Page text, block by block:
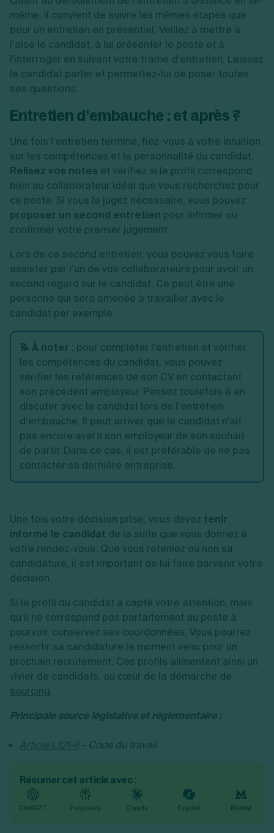
même, il convient de suivre les mêmes étapes que
pour un entretien en présentiel. Veillez à mettre à
l’aise le candidat, à lui présenter le poste et à
l'interroger en suivant votre trame d’entretien. Laissez
le candidat parler et permettez-lui de poser toutes
ses questions.
Entretien d’embauche : et après ?
Une fois l’entretien terminé, fiez-vous à votre intuition
sur les compétences et la personnalité du candidat.
Relisez vos notes et vérifiez si le profil correspond
bien au collaborateur idéal que vous recherchez pour
ce poste. Si vous le jugez nécessaire, vous pouvez
proposer un second entretien pour infirmer ou
confirmer votre premier jugement.
Lors de ce second entretien, vous pouvez vous faire
assister par l’un de vos collaborateurs pour avoir un
second regard sur le candidat. Ce peut être une
personne qui sera amenée à travailler avec le
candidat par exemple.
📝 À noter : pour compléter l’entretien et vérifier
les compétences du candidat, vous pouvez
vérifier les références de son CV en contactant
son précédent employeur. Pensez toutefois à en
discuter avec le candidat lors de l’entretien
d’embauche. Il peut arriver que le candidat n'ait
pas encore averti son employeur de son souhait
de partir. Dans ce cas, il est préférable de ne pas
contacter sa dernière entreprise.
Une fois votre décision prise, vous devez tenir
informé le candidat de la suite que vous donnez à
votre rendez-vous. Que vous reteniez ou non sa
candidature, il est important de lui faire parvenir votre
décision.
Si le profil du candidat a capté votre attention, mais
qu’il ne correspond pas parfaitement au poste à
pourvoir, conservez ses coordonnées. Vous pourrez
ressortir sa candidature le moment venu pour un
prochain recrutement. Ces profils alimentent ainsi un
vivier de candidats, au cœur de la démarche de
sourcing.
Principale source législative et réglementaire :
Article L121-6 - Code du travail
Résumer cet article avec :
ChatGPT Perplexity Claude Copilot Mistral